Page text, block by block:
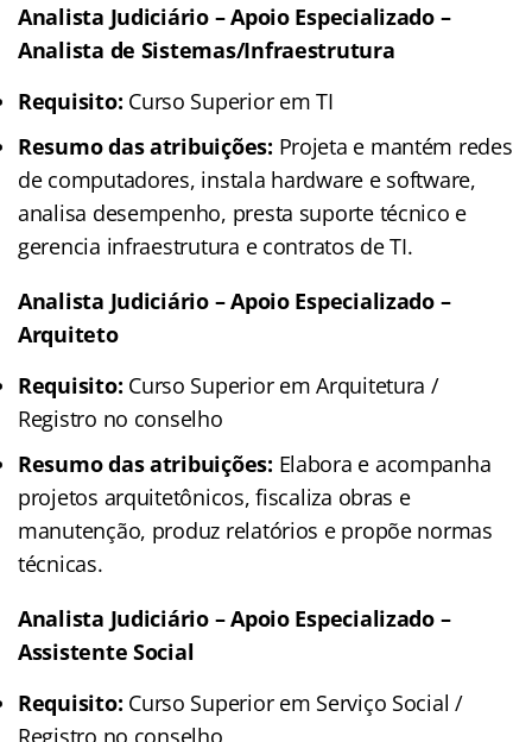
Analista Judiciário – Apoio Especializado –
Analista de Sistemas/Infraestrutura
Requisito: Curso Superior em TI
Resumo das atribuições: Projeta e mantém redes
de computadores, instala hardware e software,
analisa desempenho, presta suporte técnico e
gerencia infraestrutura e contratos de TI.
Analista Judiciário – Apoio Especializado –
Arquiteto
Requisito: Curso Superior em Arquitetura /
Registro no conselho
Resumo das atribuições: Elabora e acompanha
projetos arquitetônicos, fiscaliza obras e
manutenção, produz relatórios e propõe normas
técnicas.
Analista Judiciário – Apoio Especializado –
Assistente Social
Requisito: Curso Superior em Serviço Social /
Registro no conselho